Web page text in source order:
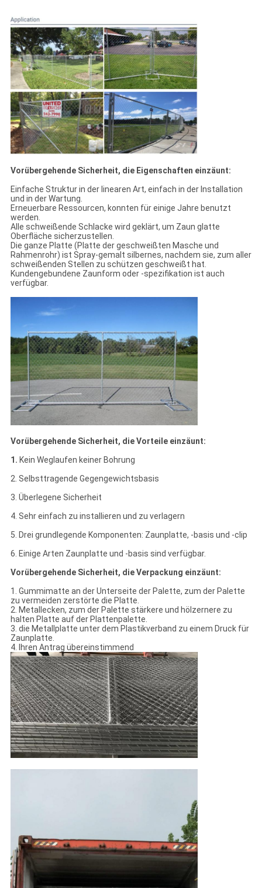
Vorübergehende Sicherheit, die Eigenschaften einzäunt:
Einfache Struktur in der linearen Art, einfach in der Installation
und in der Wartung.
Erneuerbare Ressourcen, konnten für einige Jahre benutzt
werden.
Alle schweißende Schlacke wird geklärt, um Zaun glatte
Oberfläche sicherzustellen.
Die ganze Platte (Platte der geschweißten Masche und
Rahmenrohr) ist Spray-gemalt silbernes, nachdem sie, zum aller
schweißenden Stellen zu schützen geschweißt hat.
Kundengebundene Zaunform oder -spezifikation ist auch
verfügbar.
Vorübergehende Sicherheit, die Vorteile einzäunt:
1. Kein Weglaufen keiner Bohrung
2. Selbsttragende Gegengewichtsbasis
3. Überlegene Sicherheit
4. Sehr einfach zu installieren und zu verlagern
5. Drei grundlegende Komponenten: Zaunplatte, -basis und -clip
6. Einige Arten Zaunplatte und -basis sind verfügbar.
Vorübergehende Sicherheit, die Verpackung einzäunt:
1. Gummimatte an der Unterseite der Palette, zum der Palette
zu vermeiden zerstörte die Platte.
2. Metallecken, zum der Palette stärkere und hölzernere zu
halten Platte auf der Plattenpalette.
3. die Metallplatte unter dem Plastikverband zu einem Druck für
Zaunplatte.
4. Ihren Antrag übereinstimmend